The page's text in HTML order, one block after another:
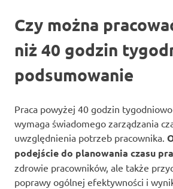
Czy można
niż 40 godzin
podsumowanie
Praca powyżej 40 godzin
wymaga świadomego zarządzania
uwzględnienia potrzeb pracownika.
podejście do planowania czasu
zdrowie pracowników, ale także
poprawy ogólnej efektywności i